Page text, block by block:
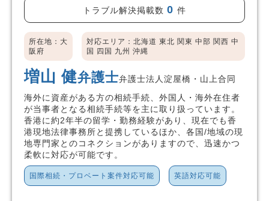
トラブル解決掲載数 0 件
所在地：大
阪府
対応エリア：北海道 東北 関東 中部 関西 中
国 四国 九州 沖縄
増山 健弁護士弁護士法人淀屋橋・山上合同
海外に資産がある方の相続手続、外国人・海外在住者
が当事者となる相続手続等を主に取り扱っています。
香港に約2年半の留学・勤務経験があり、現在でも香
港現地法律事務所と提携しているほか、各国/地域の現
地専門家とのコネクションがありますので、迅速かつ
柔軟に対応が可能です。
国際相続・プロベート案件対応可能 英語対応可能